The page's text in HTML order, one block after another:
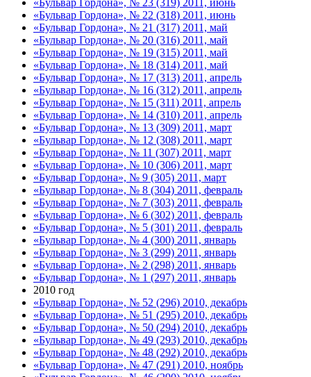
«Бульвар Гордона», № 22 (318) 2011, июнь
«Бульвар Гордона», № 21 (317) 2011, май
«Бульвар Гордона», № 20 (316) 2011, май
«Бульвар Гордона», № 19 (315) 2011, май
«Бульвар Гордона», № 18 (314) 2011, май
«Бульвар Гордона», № 17 (313) 2011, апрель
«Бульвар Гордона», № 16 (312) 2011, апрель
«Бульвар Гордона», № 15 (311) 2011, апрель
«Бульвар Гордона», № 14 (310) 2011, апрель
«Бульвар Гордона», № 13 (309) 2011, март
«Бульвар Гордона», № 12 (308) 2011, март
«Бульвар Гордона», № 11 (307) 2011, март
«Бульвар Гордона», № 10 (306) 2011, март
«Бульвар Гордона», № 9 (305) 2011, март
«Бульвар Гордона», № 8 (304) 2011, февраль
«Бульвар Гордона», № 7 (303) 2011, февраль
«Бульвар Гордона», № 6 (302) 2011, февраль
«Бульвар Гордона», № 5 (301) 2011, февраль
«Бульвар Гордона», № 4 (300) 2011, январь
«Бульвар Гордона», № 3 (299) 2011, январь
«Бульвар Гордона», № 2 (298) 2011, январь
«Бульвар Гордона», № 1 (297) 2011, январь
2010 год
«Бульвар Гордона», № 52 (296) 2010, декабрь
«Бульвар Гордона», № 51 (295) 2010, декабрь
«Бульвар Гордона», № 50 (294) 2010, декабрь
«Бульвар Гордона», № 49 (293) 2010, декабрь
«Бульвар Гордона», № 48 (292) 2010, декабрь
«Бульвар Гордона», № 47 (291) 2010, ноябрь